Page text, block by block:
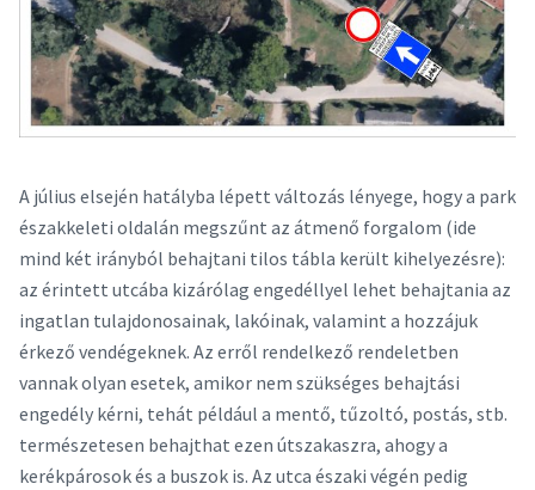
A július elsején hatályba lépett változás lényege, hogy a park
északkeleti oldalán megszűnt az átmenő forgalom (ide
mind két irányból behajtani tilos tábla került kihelyezésre):
az érintett utcába kizárólag engedéllyel lehet behajtania az
ingatlan tulajdonosainak, lakóinak, valamint a hozzájuk
érkező vendégeknek. Az erről rendelkező rendeletben
vannak olyan esetek, amikor nem szükséges behajtási
engedély kérni, tehát például a mentő, tűzoltó, postás, stb.
természetesen behajthat ezen útszakaszra, ahogy a
kerékpárosok és a buszok is. Az utca északi végén pedig